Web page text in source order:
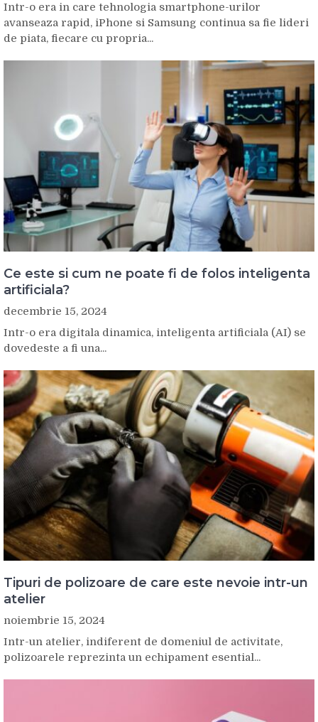
Intr-o era in care tehnologia smartphone-urilor
avanseaza rapid, iPhone si Samsung continua sa fie lideri
de piata, fiecare cu propria...
Ce este si cum ne poate fi de folos inteligenta
artificiala?
decembrie 15, 2024
Intr-o era digitala dinamica, inteligenta artificiala (AI) se
dovedeste a fi una...
Tipuri de polizoare de care este nevoie intr-un
atelier
noiembrie 15, 2024
Intr-un atelier, indiferent de domeniul de activitate,
polizoarele reprezinta un echipament esential...